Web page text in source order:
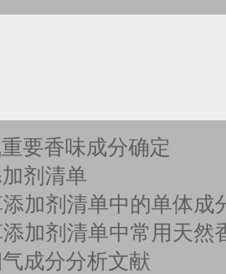
要香味成分确定
剂清单
添加剂清单中的单体成
添加剂清单中常用天然
成分分析文献